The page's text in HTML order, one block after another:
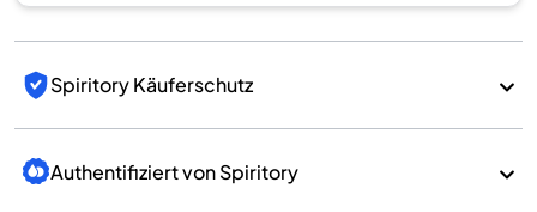
Spiritory Käuferschutz
Authentifiziert von Spiritory